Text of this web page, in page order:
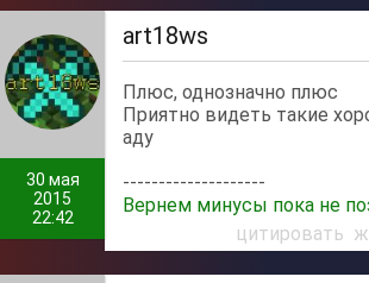
30 мая
2015
22:42
art18ws
Плюс, однозначно плюс
Приятно видеть такие
аду
--------------------
Вернем минусы пока не
цитировать